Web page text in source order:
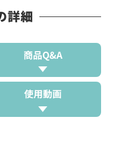
詳細
商品Q&A
使用動画